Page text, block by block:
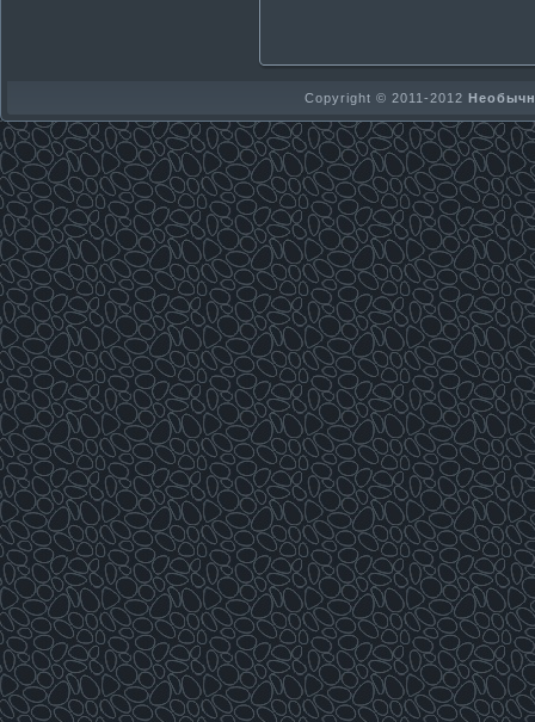
Copyright © 2011-2012